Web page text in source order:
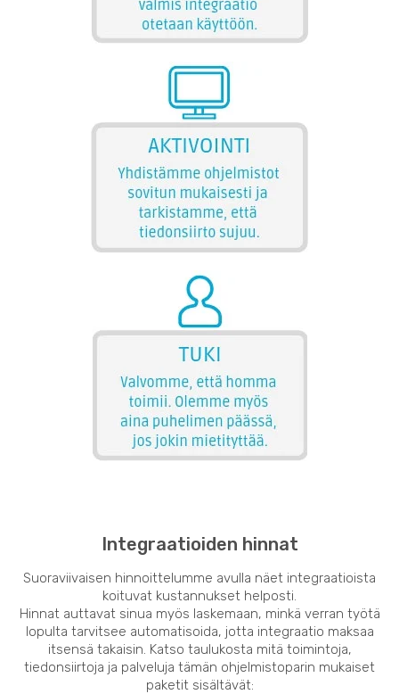
Integraatioiden hinnat
Suoraviivaisen hinnoittelumme avulla näet integraatioista
koituvat kustannukset helposti.
Hinnat auttavat sinua myös laskemaan, minkä verran työtä
lopulta tarvitsee automatisoida, jotta integraatio maksaa
itsensä takaisin. Katso taulukosta mitä toimintoja,
tiedonsiirtoja ja palveluja tämän ohjelmistoparin mukaiset
paketit sisältävät: